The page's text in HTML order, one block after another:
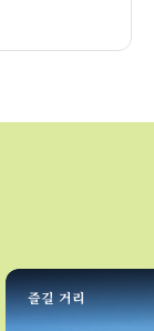
즐길 거리